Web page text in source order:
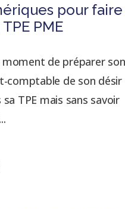
pour faire
PME
de préparer son
comptable de son désir
TPE mais sans savoir